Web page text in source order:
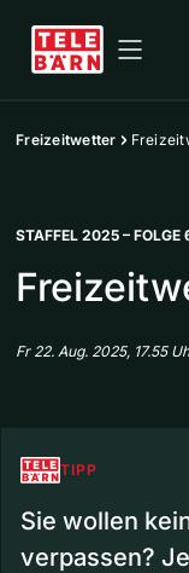
Freizeitwetter
STAFFEL 2025 – FOLGE
Fr 22. Aug. 2025, 17.55
TIPP
Sie wollen
verpassen?